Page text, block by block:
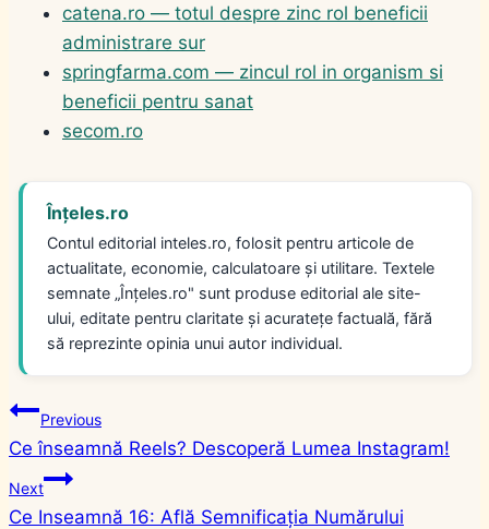
catena.ro — totul despre zinc rol beneficii
administrare sur
springfarma.com — zincul rol in organism si
beneficii pentru sanat
secom.ro
Înțeles.ro
Contul editorial inteles.ro, folosit pentru articole de
actualitate, economie, calculatoare și utilitare. Textele
semnate „Înțeles.ro" sunt produse editorial ale site-
ului, editate pentru claritate și acuratețe factuală, fără
să reprezinte opinia unui autor individual.
Navigare
în
articole
Previous
Ce înseamnă Reels? Descoperă Lumea Instagram!
Next
Ce Inseamnă 16: Află Semnificația Numărului